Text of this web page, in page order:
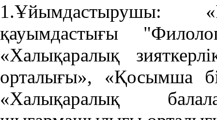
1.Ұйымдастырушы:
қауымдастығы
«Халықаралық
орталығы», «Қосымша
«Халықаралық